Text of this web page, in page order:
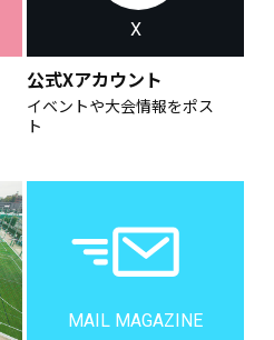
X
公式Xアカウント
イベントや大会情報をポス
ト
MAIL MAGAZINE